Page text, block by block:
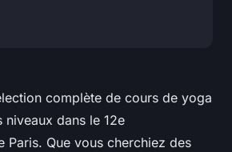
complète de cours de yoga
niveaux dans le 12e
Paris. Que vous cherchiez des